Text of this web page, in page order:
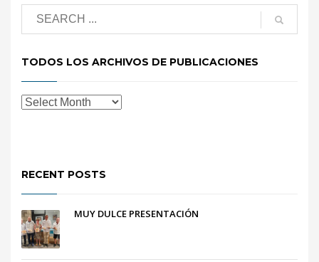
TODOS LOS ARCHIVOS DE PUBLICACIONES
RECENT POSTS
MUY DULCE PRESENTACIÓN